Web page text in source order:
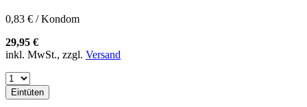
60K
60L
64E
64F
64L
64M
0,83 € / Kondom
29,95 €
inkl. MwSt., zzgl. Versand
Eintüten